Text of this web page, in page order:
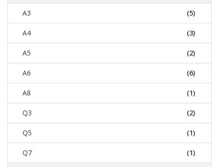
A3 (5)
A4 (3)
A5 (2)
A6 (6)
A8 (1)
Q3 (2)
Q5 (1)
Q7 (1)